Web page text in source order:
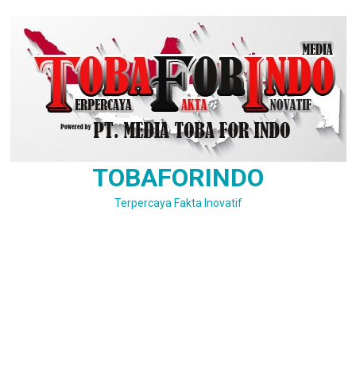
content
TOBAFORINDO
Terpercaya Fakta Inovatif